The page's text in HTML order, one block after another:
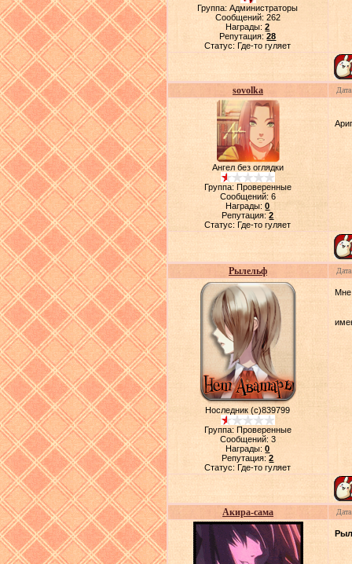
Группа: Администраторы
Сообщений: 262
Награды:2
Репутация:28
Статус:Где-то гуляет
sovolka
Ангел без оглядки
Группа: Проверенные
Сообщений: 6
Награды:0
Репутация:2
Статус: Где-то гуляет
Рылельф
Носледник (с)839799
Группа: Проверенные
Сообщений: 3
Награды:0
Репутация:2
Статус:Где-то гуляет
Мне
Акира-сама